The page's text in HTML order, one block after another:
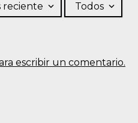
escribir un comentario.
reciente Todos